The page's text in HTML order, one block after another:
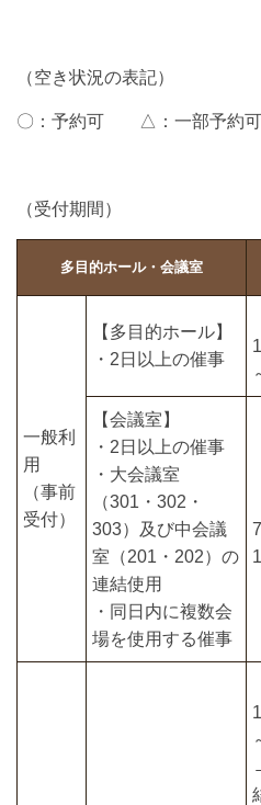
（空き状況の表記）
〇：予約可 △：一部予約
（受付期間）
多目的ホール・会議室
一般利
用
（事前
受付）
【多目的ホール】
・2日以上の催事
【会議室】
・2日以上の催事
・大会議室
（301・302・
303）及び中会議
室（201・202）の
連結使用
・同日内に複数会
場を使用する催事